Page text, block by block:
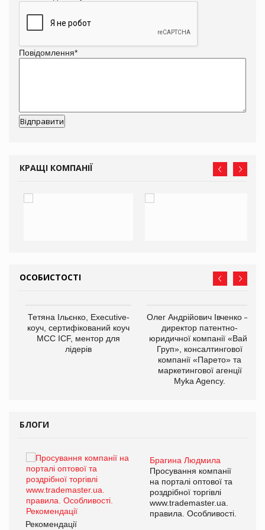
Повідомлення*
КРАЩІ КОМПАНІЇ
ОСОБИСТОСТІ
Тетяна Ільєнко, Executive-
коуч, сертифікований коуч
МСС ICF, ментор для
лідерів
Олег Андрійович Івченко —
директор патентно-
юридичної компанії «Вайз
Груп», консалтингової
компанії «Парето» та
маркетингової агенції
Myka Agency.
БЛОГИ
Брагина Людмила
Просування компанії
на порталі оптової та
роздрібної торгівлі
www.trademaster.ua.
правила. Особливості.
Рекомендації